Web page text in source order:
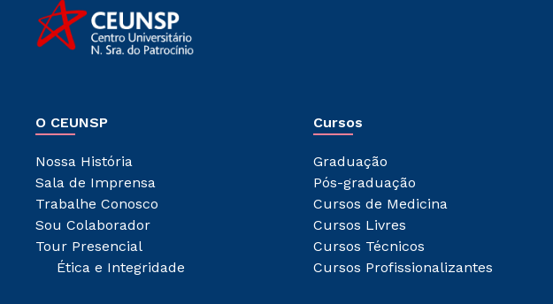
O CEUNSP
Nossa História
Sala de Imprensa
Trabalhe Conosco
Sou Colaborador
Tour Presencial
Ética e Integridade
Cursos
Graduação
Pós-graduação
Cursos de Medicina
Cursos Livres
Cursos Técnicos
Cursos Profissionalizantes